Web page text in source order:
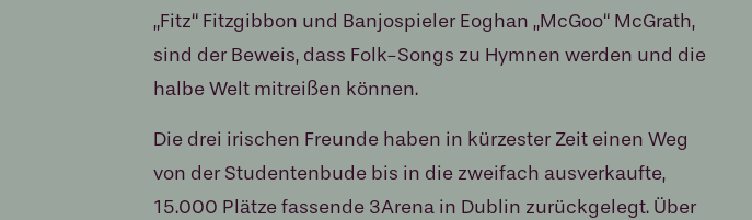
„Fitz“ Fitzgibbon und Banjospieler Eoghan „McGoo“ McGrath,
sind der Beweis, dass Folk-Songs zu Hymnen werden und die
halbe Welt mitreißen können.
Die drei irischen Freunde haben in kürzester Zeit einen Weg
von der Studentenbude bis in die zweifach ausverkaufte,
15.000 Plätze fassende 3Arena in Dublin zurückgelegt. Über